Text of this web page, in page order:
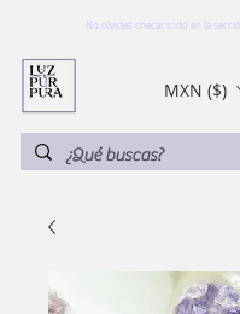
No olvides checar todo en la
MXN ($)